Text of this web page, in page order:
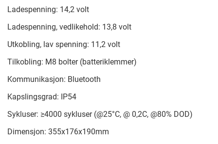
Ladespenning: 14,2 volt
Ladespenning, vedlikehold: 13,8 volt
Utkobling, lav spenning: 11,2 volt
Tilkobling: M8 bolter (batteriklemmer)
Kommunikasjon: Bluetooth
Kapslingsgrad: IP54
Sykluser: ≥4000 sykluser (@25°C, @ 0,2C, @80% DOD)
Dimensjon: 355x176x190mm